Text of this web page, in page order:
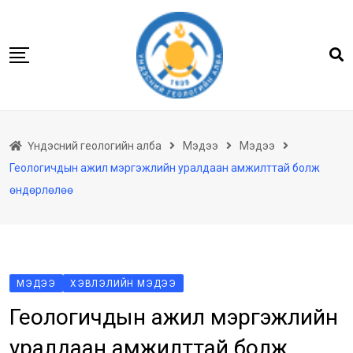
content
Бидний тухай
Үйлчилгээ
Ил тод байдал
Танин мэдэхүй
Үндэсний геологийн алба Мэдээ
Мэдээ
Геологичдын ажил мэргэжлийн уралдаан амжилттай болж
өндөрлөлөө
МЭДЭЭ ХЭВЛЭЛИЙН МЭДЭЭ
Геологичдын ажил мэргэжлийн